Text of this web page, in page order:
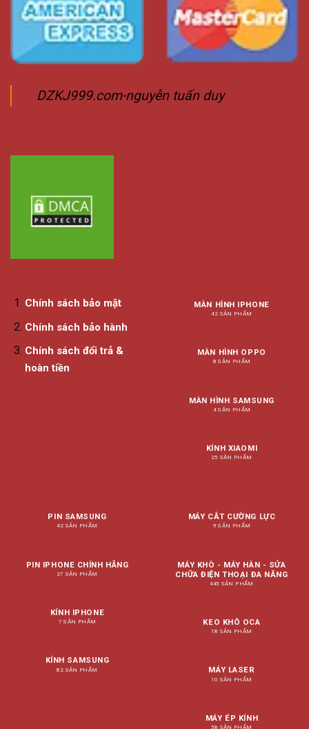
DZKJ999.com-nguyễn tuấn duy
Chính sách bảo mật
Chính sách bảo hành
Chính sách đổi trả &
hoàn tiền
MÀN HÌNH IPHONE
42 SẢN PHẨM
MÀN HÌNH OPPO
8 SẢN PHẨM
MÀN HÌNH SAMSUNG
4 SẢN PHẨM
KÍNH XIAOMI
25 SẢN PHẨM
PIN SAMSUNG
42 SẢN PHẨM
PIN IPHONE CHÍNH HÃNG
27 SẢN PHẨM
KÍNH IPHONE
7 SẢN PHẨM
KÍNH SAMSUNG
82 SẢN PHẨM
MÁY CẮT CƯỜNG LỰC
9 SẢN PHẨM
MÁY KHÒ - MÁY HÀN - SỬA
CHỮA ĐIỆN THOẠI ĐA NĂNG
445 SẢN PHẨM
KEO KHÔ OCA
18 SẢN PHẨM
MÁY LASER
10 SẢN PHẨM
MÁY ÉP KÍNH
58 SẢN PHẨM